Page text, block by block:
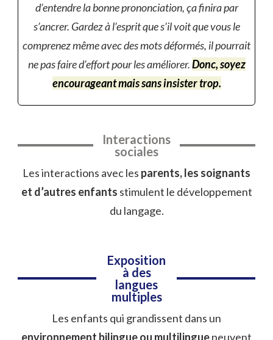
d’entendre la bonne prononciation, ça finira par
s’ancrer. Gardez à l’esprit que s’il voit que vous le
comprenez même avec des mots déformés, il pourrait
ne pas faire d’effort pour les améliorer.Donc, soyez
encourageant mais sans insister trop.
Interactions
sociales
Les interactions avec les parents, les soignants
et d’autres enfants stimulent le développement
du langage.
Exposition
à des
langues
multiples
Les enfants qui grandissent dans un
environnement bilingue ou multilinguepeuvent